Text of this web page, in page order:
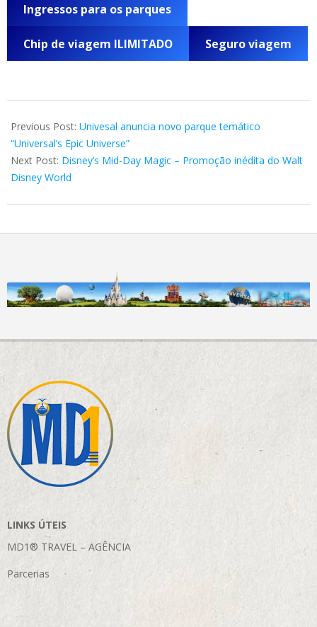
Ingressos para os parques
Chip de viagem ILIMITADO Seguro viagem
08-
08
Previous Post: Univesal anuncia novo parque temático
“Universal’s Epic Universe”
Next Post: Disney’s Mid-Day Magic – Promoção inédita do Walt
Disney World
LINKS ÚTEIS
MD1® TRAVEL – AGÊNCIA
Parcerias